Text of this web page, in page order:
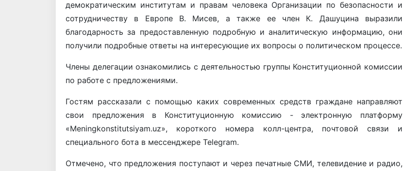
демократическим институтам и правам человека Организации по безопасности и
сотрудничеству в Европе В. Мисев, а также ее член К. Дашуцина выразили
благодарность за предоставленную подробную и аналитическую информацию, они
получили подробные ответы на интересующие их вопросы о политическом процессе.
Члены делегации ознакомились с деятельностью группы Конституционной комиссии
по работе с предложениями.
Гостям рассказали с помощью каких современных средств граждане направляют
свои предложения в Конституционную комиссию - электронную платформу
«Meningkonstitutsiyam.uz», короткого номера колл-центра, почтовой связи и
специального бота в мессенджере Telegram.
Отмечено, что предложения поступают и через печатные СМИ, телевидение и радио,